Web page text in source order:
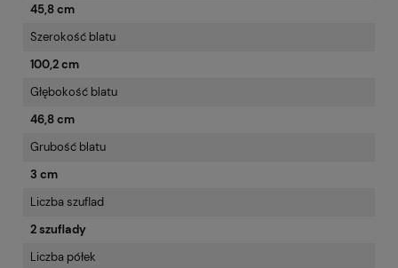
45,8 cm
Szerokość blatu
100,2 cm
Głębokość blatu
46,8 cm
Grubość blatu
3 cm
Liczba szuflad
2 szuflady
Liczba półek